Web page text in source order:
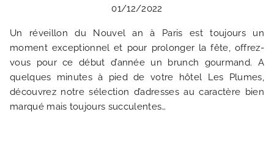
01/12/2022
Un réveillon du Nouvel an à Paris est toujours un
moment exceptionnel et pour prolonger la fête, offrez-
vous pour ce début d’année un brunch gourmand. A
quelques minutes à pied de votre hôtel Les Plumes,
découvrez notre sélection d’adresses au caractère bien
marqué mais toujours succulentes…